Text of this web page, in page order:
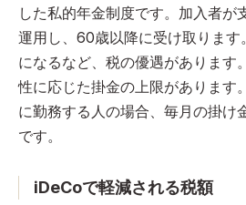
した私的年金制度です。加入者が
運用し、60歳以降に受け取ります
になるなど、税の優遇があります
性に応じた掛金の上限があります
に勤務する人の場合、毎月の掛け
です。
iDeCoで軽減される税額